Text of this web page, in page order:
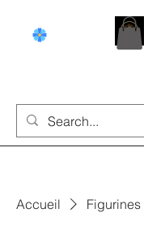
Accueil Figurines